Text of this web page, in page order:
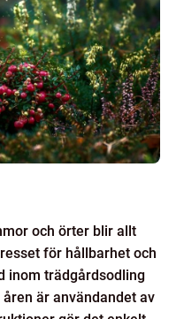
och örter blir allt
för hållbarhet och
inom trädgårdsodling
är användandet av